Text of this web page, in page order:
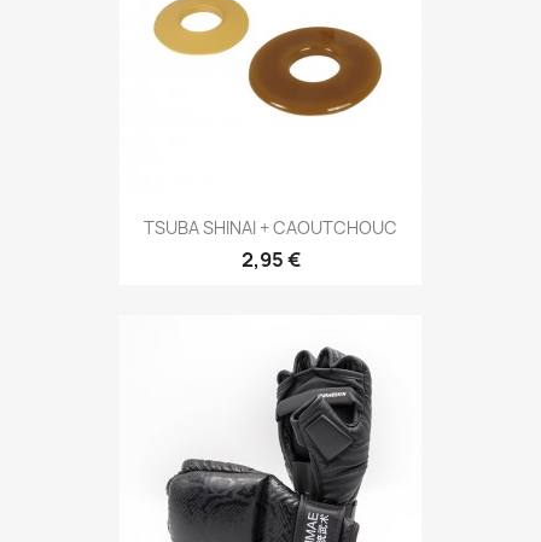
Aperçu rapide
TSUBA SHINAI + CAOUTCHOUC
2,95 €